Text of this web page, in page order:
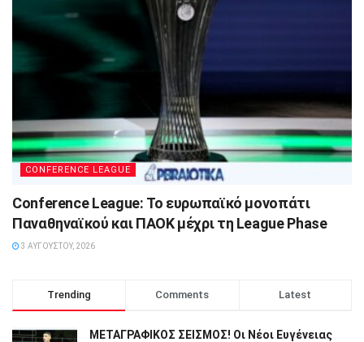
CONFERENCE LEAGUE
Conference League: Το ευρωπαϊκό μονοπάτι
Παναθηναϊκού και ΠΑΟΚ μέχρι τη League Phase
3 ΑΥΓΟΎΣΤΟΥ, 2026
Trending Comments Latest
ΜΕΤΑΓΡΑΦΙΚΟΣ ΣΕΙΣΜΟΣ! Οι Νέοι Ευγένειας